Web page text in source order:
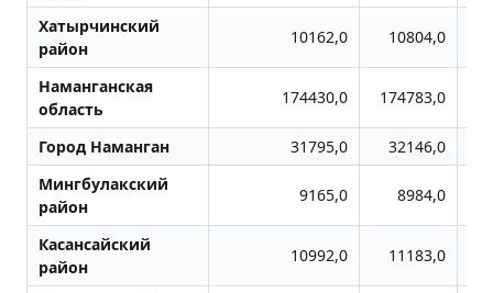
Хатырчинский
район
10162,0 10804,0
Наманганская
область
174430,0 174783,0
Город Наманган 31795,0 32146,0
Мингбулакский
район
9165,0 8984,0
Касансайский
район
10992,0 11183,0